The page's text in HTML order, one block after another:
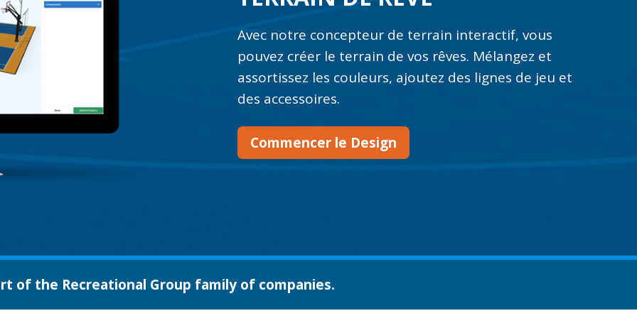
Avec notre concepteur de terrain interactif, vous
pouvez créer le terrain de vos rêves. Mélangez et
assortissez les couleurs, ajoutez des lignes de jeu et
des accessoires.
Commencer le Design
of the Recreational Group family of companies.